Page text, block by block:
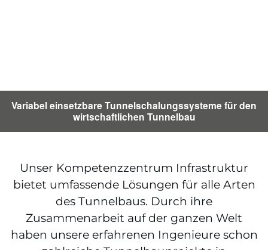
Variabel einsetzbare Tunnelschalungssysteme für den
wirtschaftlichen Tunnelbau
Unser Kompetenzzentrum Infrastruktur
bietet umfassende Lösungen für alle Arten
des Tunnelbaus. Durch ihre
Zusammenarbeit auf der ganzen Welt
haben unsere erfahrenen Ingenieure schon